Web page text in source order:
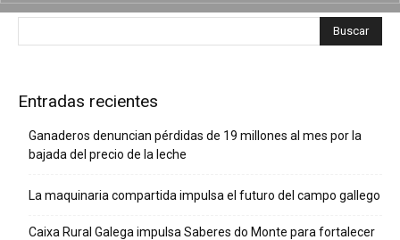
Entradas recientes
Ganaderos denuncian pérdidas de 19 millones al mes por la
bajada del precio de la leche
La maquinaria compartida impulsa el futuro del campo gallego
Caixa Rural Galega impulsa Saberes do Monte para fortalecer